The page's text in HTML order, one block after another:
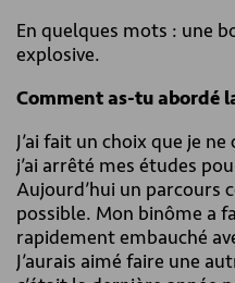
En quelques mots : une
explosive.
Comment as-tu abordé
J’ai fait un choix que je
j’ai arrêté mes études
Aujourd’hui un parcours
possible. Mon binôme a
rapidement embauché
J’aurais aimé faire une